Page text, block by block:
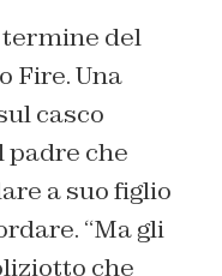
del
Fire. Una
casco
che
a suo figlio
“Ma gli
che